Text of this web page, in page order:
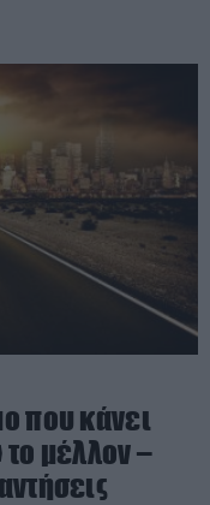
που κάνει
μέλλον –